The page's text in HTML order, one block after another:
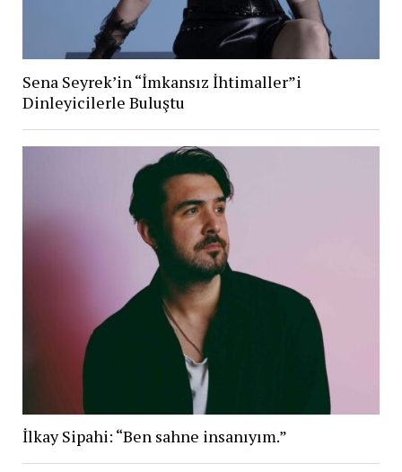
Sena Seyrek’in “İmkansız İhtimaller”i
Dinleyicilerle Buluştu
İlkay Sipahi: “Ben sahne insanıyım.”